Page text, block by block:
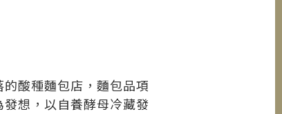
酸種麵包店，麵包品項
想，以自養酵母冷藏發